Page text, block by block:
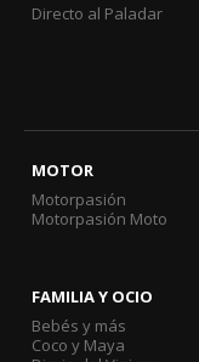
Directo al Paladar
MOTOR
Motorpasión
Motorpasión Moto
FAMILIA Y OCIO
Bebés y más
Coco y Maya